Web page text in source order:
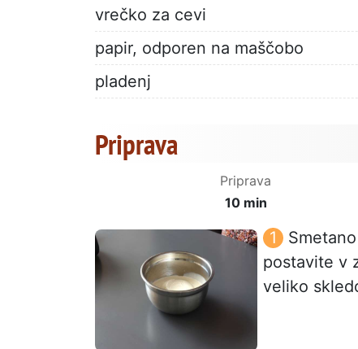
vrečko za cevi
papir, odporen na maščobo
pladenj
Priprava
Priprava
10 min
postavite v
veliko